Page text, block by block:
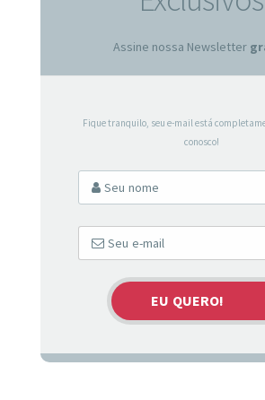
Assine nossa Newsletter
Fique tranquilo, seu e-mail está
conosco!